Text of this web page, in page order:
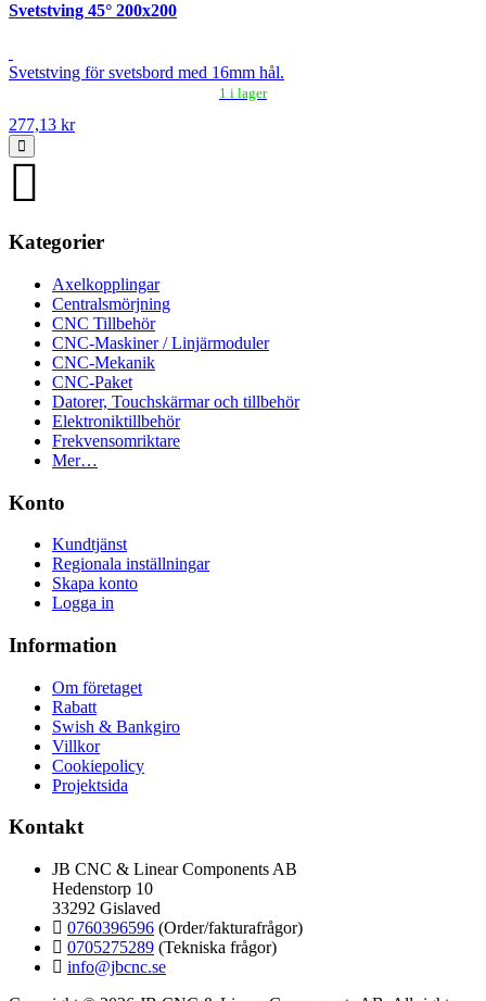
Svetstving 45° 200x200
Svetstving för svetsbord med 16mm hål.
1 i lager
277,13 kr
Kategorier
Axelkopplingar
Centralsmörjning
CNC Tillbehör
CNC-Maskiner / Linjärmoduler
CNC-Mekanik
CNC-Paket
Datorer, Touchskärmar och tillbehör
Elektroniktillbehör
Frekvensomriktare
Mer…
Konto
Kundtjänst
Regionala inställningar
Skapa konto
Logga in
Information
Om företaget
Rabatt
Swish & Bankgiro
Villkor
Cookiepolicy
Projektsida
Kontakt
JB CNC & Linear Components AB
Hedenstorp 10
33292 Gislaved
0760396596 (Order/fakturafrågor)
0705275289 (Tekniska frågor)
info@jbcnc.se